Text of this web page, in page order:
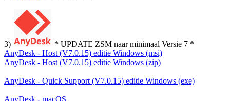
3)
* UPDATE ZSM naar minimaal Versie 7 *
AnyDesk - Host (V7.0.15) editie Windows (msi)
AnyDesk - Host (V7.0.15) editie Windows (zip)
AnyDesk - Quick Support (V7.0.15) editie Windows (exe)
AnyDesk - macOS